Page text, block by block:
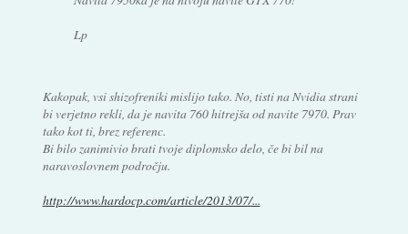
Lp
Kakopak, vsi shizofreniki mislijo tako. No, tisti na Nvidia strani
bi verjetno rekli, da je navita 760 hitrejša od navite 7970. Prav
tako kot ti, brez referenc.
Bi bilo zanimivio brati tvoje diplomsko delo, če bi bil na
naravoslovnem področju.
http://www.hardocp.com/article/2013/07/...